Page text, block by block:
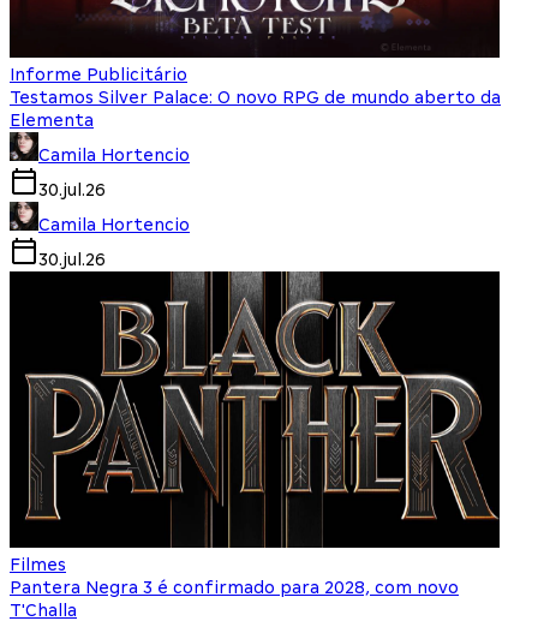
Informe Publicitário
Testamos Silver Palace: O novo RPG de mundo aberto da
Elementa
Camila Hortencio
30.jul.26
Camila Hortencio
30.jul.26
Filmes
Pantera Negra 3 é confirmado para 2028, com novo
T'Challa